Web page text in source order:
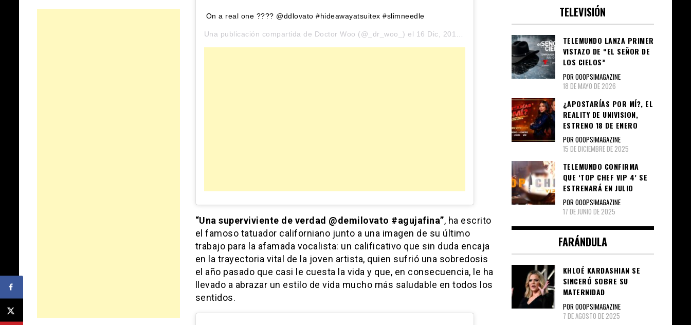
On a real one ???? @ddlovato #hideawayatsuitex #slimneedle
Una publicación compartida de Doctor Woo (@_dr_woo_) el 16 Dic, 2019 a las 1:39 PST
“Una superviviente de verdad @demilovato #agujafina”, ha escrito
el famoso tatuador californiano junto a una imagen de su último
trabajo para la afamada vocalista: un calificativo que sin duda encaja
en la trayectoria vital de la joven artista, quien sufrió una sobredosis
el año pasado que casi le cuesta la vida y que, en consecuencia, le ha
llevado a abrazar un estilo de vida mucho más saludable en todos los
sentidos.
TELEVISIÓN
TELEMUNDO LANZA PRIMER
VISTAZO DE “EL SEÑOR DE
LOS CIELOS”
POR OOOPS!MAGAZINE
18 DE MAYO DE 2026
¿APOSTARÍAS POR MÍ?, EL
REALITY DE UNIVISION,
ESTRENO 18 DE ENERO
POR OOOPS!MAGAZINE
15 DE DICIEMBRE DE 2025
TELEMUNDO CONFIRMA
QUE ‘TOP CHEF VIP 4’ SE
ESTRENARÁ EN JULIO
POR OOOPS!MAGAZINE
17 DE JUNIO DE 2025
FARÁNDULA
KHLOÉ KARDASHIAN SE
SINCERÓ SOBRE SU
MATERNIDAD
POR OOOPS!MAGAZINE
7 DE AGOSTO DE 2025